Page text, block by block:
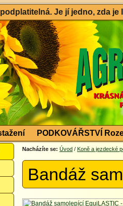
Je jí jedno, zda
PODKOVÁŘSTVÍ
Nacházíte se: Úvod / Koně a jezdecké
Bandáž